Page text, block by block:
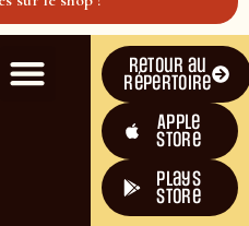
Retour au
répertoire
Apple
Store
plays
store